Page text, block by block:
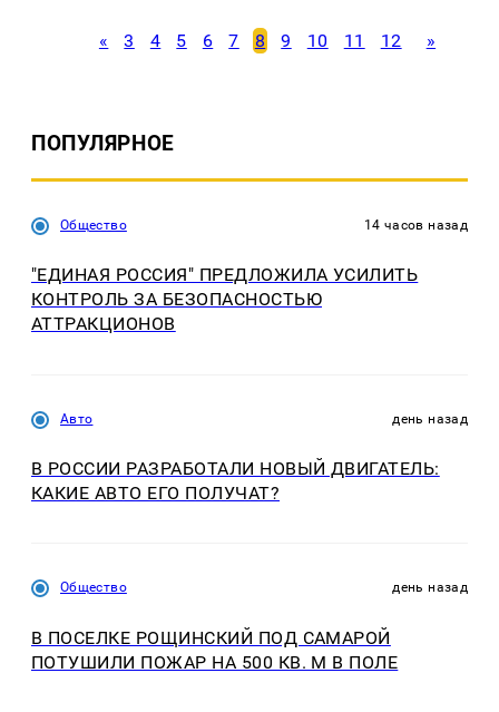
« 3 4 5 6 7 8 9 10 11 12 »
ПОПУЛЯРНОЕ
Общество 14 часов назад
"ЕДИНАЯ РОССИЯ" ПРЕДЛОЖИЛА УСИЛИТЬ
КОНТРОЛЬ ЗА БЕЗОПАСНОСТЬЮ
АТТРАКЦИОНОВ
Авто день назад
В РОССИИ РАЗРАБОТАЛИ НОВЫЙ ДВИГАТЕЛЬ:
КАКИЕ АВТО ЕГО ПОЛУЧАТ?
Общество день назад
В ПОСЕЛКЕ РОЩИНСКИЙ ПОД САМАРОЙ
ПОТУШИЛИ ПОЖАР НА 500 КВ. М В ПОЛЕ